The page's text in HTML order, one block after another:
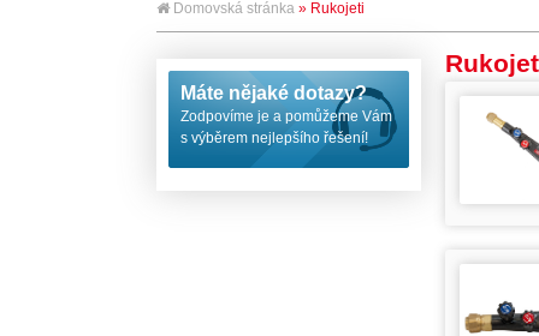
Domovská stránka » Rukojeti
Máte nějaké dotazy?
Zodpovíme je a pomůžeme Vám
s výběrem nejlepšího řešení!